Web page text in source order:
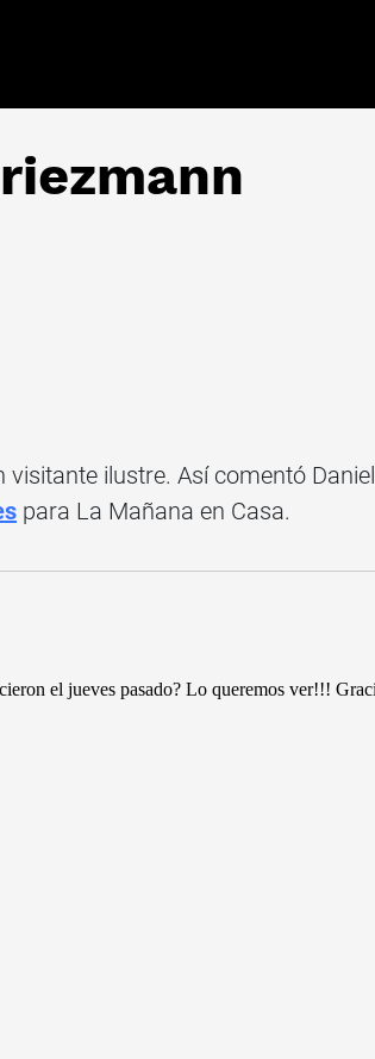
ilustre. Así comentó Daniel
para La Mañana en Casa.